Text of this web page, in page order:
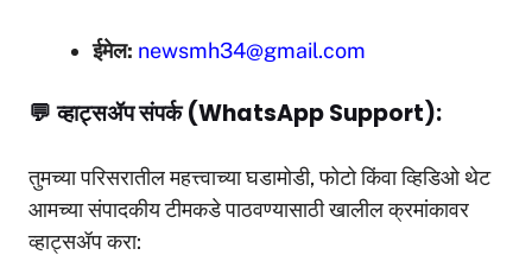
ईमेल: newsmh34@gmail.com
💬व्हाट्सॲप संपर्क (WhatsApp Support):
तुमच्या परिसरातील महत्त्वाच्या घडामोडी, फोटो किंवा व्हिडिओ थेट
आमच्या संपादकीय टीमकडे पाठवण्यासाठी खालील क्रमांकावर
व्हाट्सॲप करा: